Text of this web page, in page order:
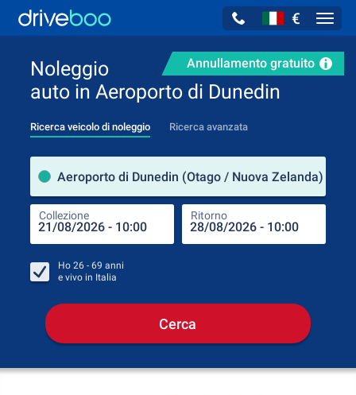
€
Annullamento gratuito
Noleggio
auto in Aeroporto di Dunedin
Ricerca veicolo di noleggio Ricerca avanzata
Aeroporto di Dunedin (Otago / Nuova Zelanda)
Collezione Ritorno
Ho 26 - 69 anni
e vivo in Italia
Cerca